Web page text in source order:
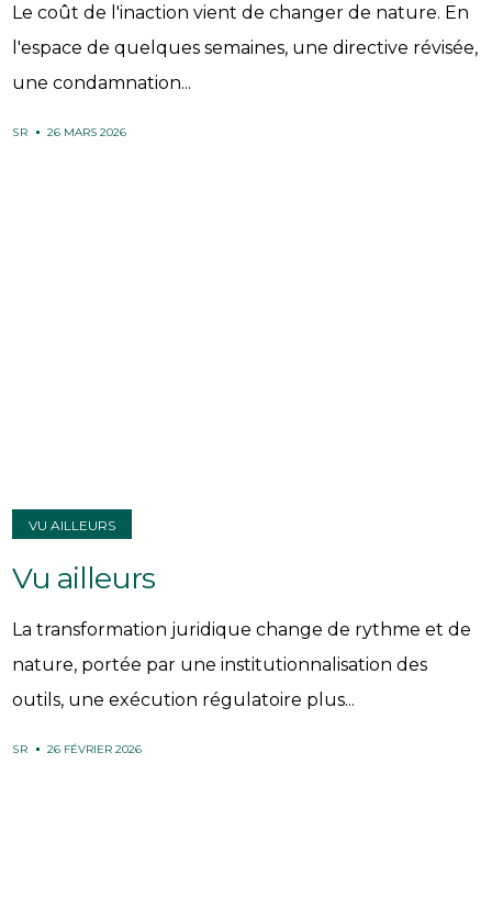
Le coût de l'inaction vient de changer de nature. En
l'espace de quelques semaines, une directive révisée,
une condamnation...
SR 26 MARS 2026
VU AILLEURS
Vu ailleurs
La transformation juridique change de rythme et de
nature, portée par une institutionnalisation des
outils, une exécution régulatoire plus...
SR 26 FÉVRIER 2026